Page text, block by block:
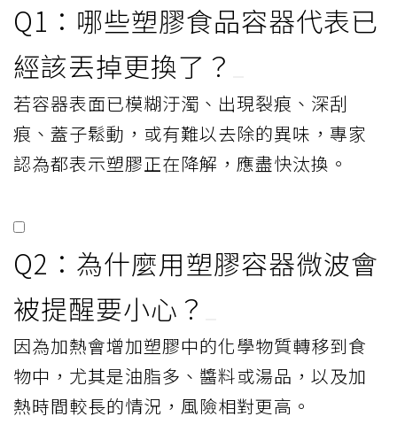
Q1：哪些塑膠食品容器代表已
經該丟掉更換了？
若容器表面已模糊汙濁、出現裂痕、深刮
痕、蓋子鬆動，或有難以去除的異味，專家
認為都表示塑膠正在降解，應盡快汰換。
Q2：為什麼用塑膠容器微波會
被提醒要小心？
因為加熱會增加塑膠中的化學物質轉移到食
物中，尤其是油脂多、醬料或湯品，以及加
熱時間較長的情況，風險相對更高。